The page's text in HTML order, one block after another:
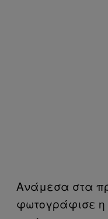
Ανάμεσα στα
φωτογράφισε η